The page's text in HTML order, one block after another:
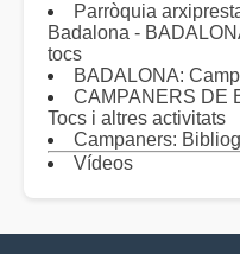
Parròquia
Badalona -
tocs
BADALONA:
CAMPANERS DE
Tocs i altres activitats
Campaners:
Vídeos